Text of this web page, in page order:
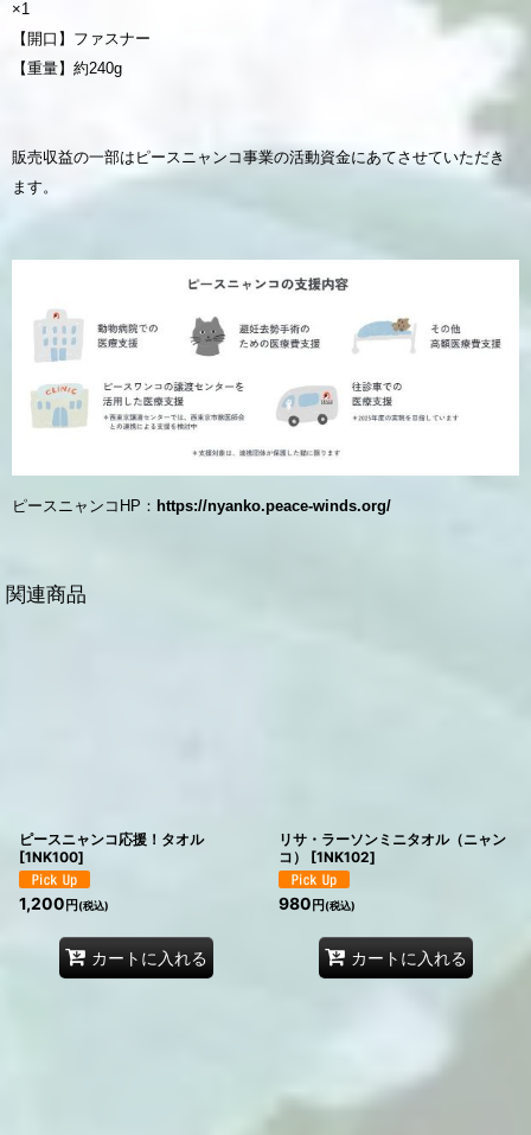
×1
【開口】ファスナー
【重量】約240g
販売収益の一部はピースニャンコ事業の活動資金にあてさせていただき
ます。
ピースニャンコHP： https://nyanko.peace-winds.org/
関連商品
ピースニャンコ応援！タオル
[1NK100]
1,200 円(税込)
カートに入れる
リサ・ラーソンミニタオル（ニャン
コ）
[1NK102]
980 円(税込)
カートに入れる